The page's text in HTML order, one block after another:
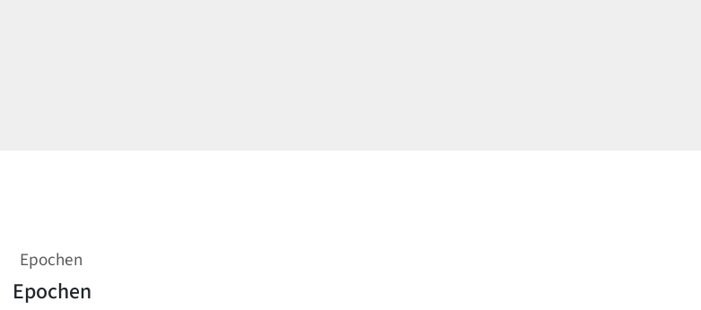
Epochen
Epochen